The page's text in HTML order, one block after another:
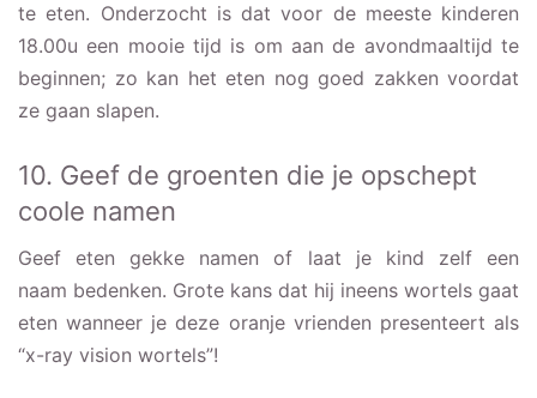
te eten. Onderzocht is dat voor de meeste kinderen
18.00u een mooie tijd is om aan de avondmaaltijd te
beginnen; zo kan het eten nog goed zakken voordat
ze gaan slapen.
10. Geef de groenten die je opschept
coole namen
Geef eten gekke namen of laat je kind zelf een
naam bedenken. Grote kans dat hij ineens wortels gaat
eten wanneer je deze oranje vrienden presenteert als
“x-ray vision wortels”!